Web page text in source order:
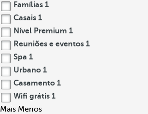
Famílias 1
Casais 1
Nível Premium 1
Reuniões e eventos 1
Spa 1
Urbano 1
Casamento 1
Wifi grátis 1
Mais Menos